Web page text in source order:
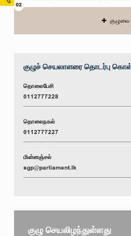
02
குழுச் செயலாளரை தொடர்பு
தொலைபேசி
0112777228
தொலைநகல்
0112777227
மின்னஞ்சல்
sgp@parliament.lk
குழு செயலிழந்துள்ளது